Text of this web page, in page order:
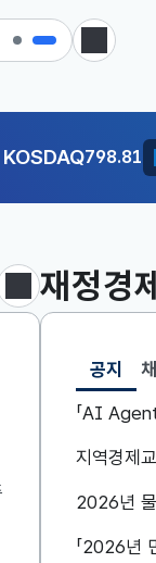
정지
달러-원1417.7000
KOSDAQ798.81
달러-원1417.7000
달러-원1417.7000
민생안
구윤철
방문하
구윤철
계층 생
보도·참고자료 더
재정경
공지
선택됨
공지
「AI
지역경제
2026년